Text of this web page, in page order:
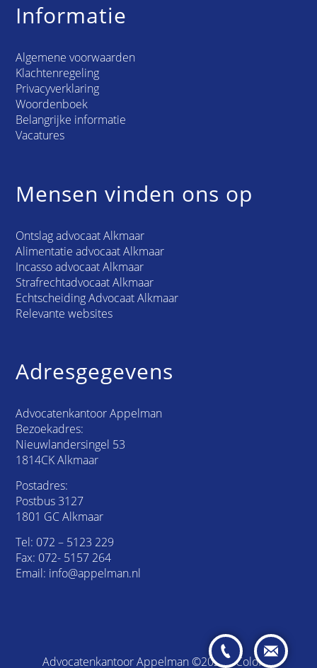
Informatie
Algemene voorwaarden
Klachtenregeling
Privacyverklaring
Woordenboek
Belangrijke informatie
Vacatures
Mensen vinden ons op
Ontslag advocaat Alkmaar
Alimentatie advocaat Alkmaar
Incasso advocaat Alkmaar
Strafrechtadvocaat Alkmaar
Echtscheiding Advocaat Alkmaar
Relevante websites
Adresgegevens
Advocatenkantoor Appelman
Bezoekadres:
Nieuwlandersingel 53
1814CK Alkmaar
Postadres:
Postbus 3127
1801 GC Alkmaar
Tel: 072 – 5123 229
Fax: 072- 5157 264
Email: info@appelman.nl
Advocatenkantoor Appelman ©2026 /Colofon